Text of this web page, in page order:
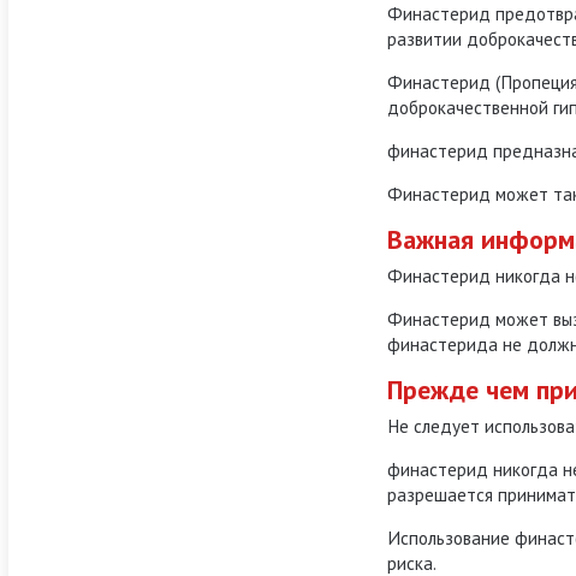
Финастерид
развитии
Финастерид
доброкачественной
финастерид
Финастерид может
Важная
Финастеридникогда
Финастерид может
финастерида не
Прежде чем
Не следует
финастерид никогда
разрешается
Использование
риска.